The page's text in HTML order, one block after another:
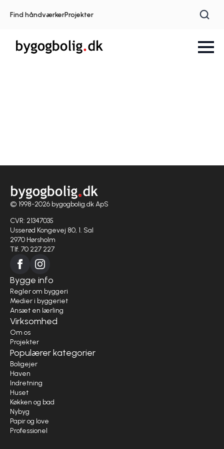
Find håndværkerProjekter
© 1998-2026 bygogbolig.dk ApS
CVR: 21347035
Usserød Kongevej 80, 1. Sal
2970 Hørsholm
Tlf. 70 227 227
Bygge info
Regler om byggeri
Medier i byggeriet
Ansæt en lærling
Virksomhed
Om os
Projekter
Populærer kategorier
Boligejer
Haven
Indretning
Huset
Køkken og bad
Nybyg
Papir og love
Professionel